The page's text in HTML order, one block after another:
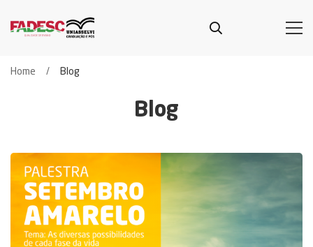
Blog
Home Blog